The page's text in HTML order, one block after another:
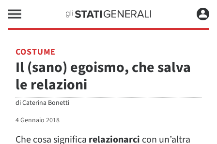
COSTUME
Il (sano) egoismo, che salva
le relazioni
diCaterina Bonetti
4 Gennaio 2018
Che cosa significa relazionarci con un’altra